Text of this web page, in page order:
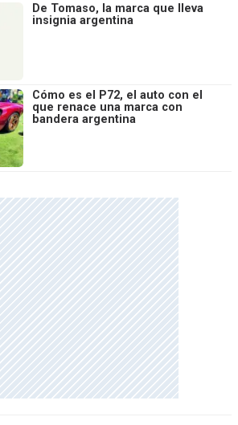
De Tomaso, la marca que lleva
insignia argentina
Cómo es el P72, el auto con el
que renace una marca con
bandera argentina